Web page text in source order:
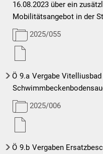
16.08.2023 über ein
Mobilitätsangebot in der
2025/055
Ö 9.a Vergabe
2025/006
Ö 9.b Vergaben